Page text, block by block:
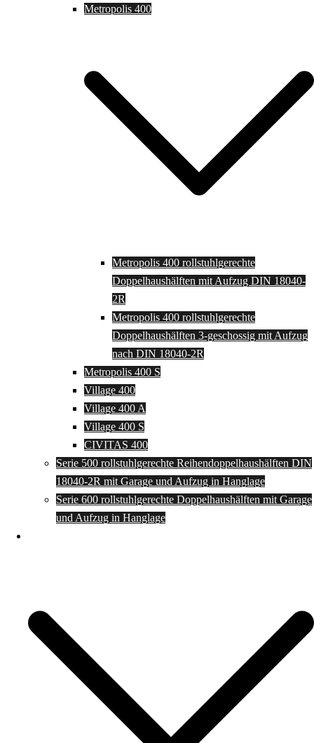
Metropolis 400
Metropolis 400 rollstuhlgerechte
Doppelhaushälften mit Aufzug DIN 18040-
2R
Metropolis 400 rollstuhlgerechte
Doppelhaushälften 3-geschossig mit Aufzug
nach DIN 18040-2R
Metropolis 400 S
Village 400
Village 400 A
Village 400 S
CIVITAS 400
Serie 500 rollstuhlgerechte Reihendoppelhaushälften DIN
18040-2R mit Garage und Aufzug in Hanglage
Serie 600 rollstuhlgerechte Doppelhaushälften mit Garage
und Aufzug in Hanglage